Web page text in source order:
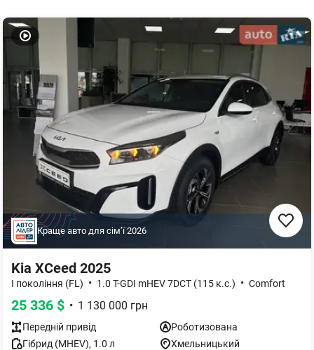
Краще авто для сімʼї 2026
Kia XCeed 2025
І покоління (FL) • 1.0 T-GDI mHEV 7DCT (115 к.с.) • Comfort
25 336 $ • 1 130 000 грн
Передній привід
Роботизована
Гібрид (MHEV), 1.0 л Хмельницький